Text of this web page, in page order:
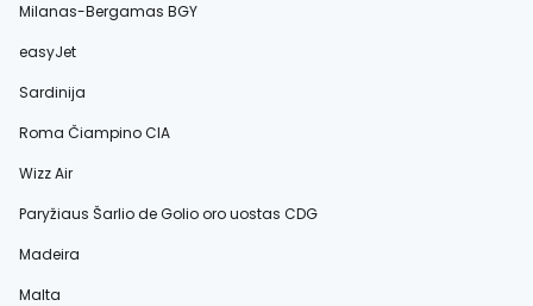
Milanas-Bergamas BGY
easyJet
Sardinija
Roma Čiampino CIA
Wizz Air
Paryžiaus Šarlio de Golio oro uostas CDG
Madeira
Malta